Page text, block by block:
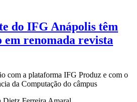
do IFG Anápolis têm
renomada revista
com a plataforma IFG Produz e com o
da Computação do câmpus